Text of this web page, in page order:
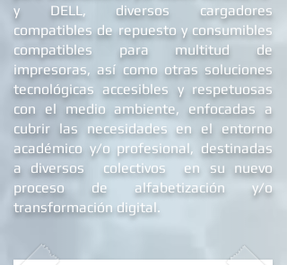
y DELL , diversos cargadores
compatibles de repuesto y consumibles
compatibles para multitud de
impresoras, así como otras soluciones
tecnológicas accesibles y respetuosas
con el medio ambiente, enfocadas a
cubrir las necesidades en el entorno
académico y/o profesional, destinadas
a diversos colectivos en su nuevo
proceso de alfabetización y/o
transformación digital.